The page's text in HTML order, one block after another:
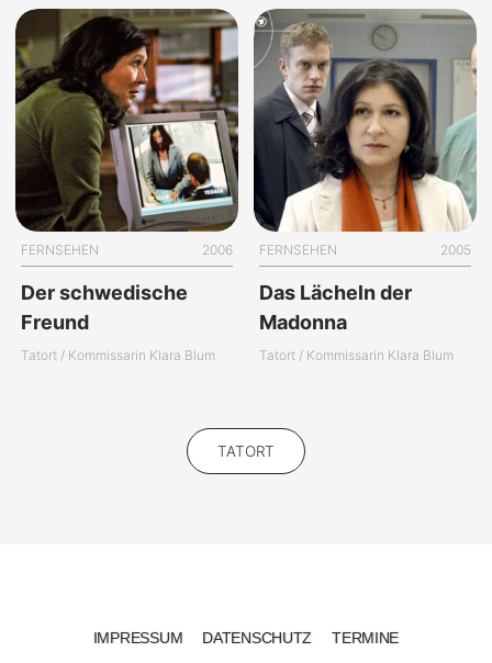
FERNSEHEN 2006
Der schwedische
Freund
Tatort / Kommissarin Klara Blum
FERNSEHEN 2005
Das Lächeln der
Madonna
Tatort / Kommissarin Klara Blum
TATORT
IMPRESSUM DATENSCHUTZ TERMINE